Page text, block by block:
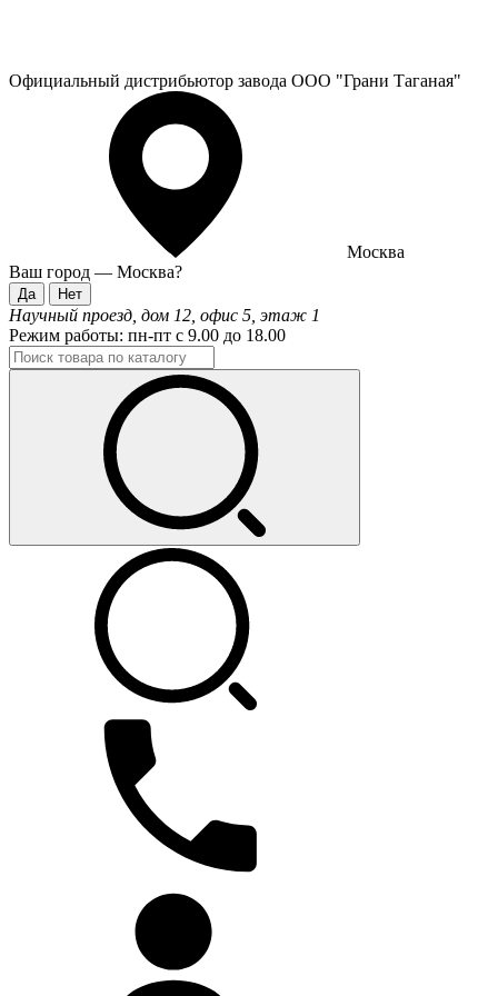
Официальный дистрибьютор завода ООО "Грани Таганая"
Москва
Ваш город — Москва?
Научный проезд, дом 12, офис 5, этаж 1
Режим работы: пн-пт с 9.00 до 18.00